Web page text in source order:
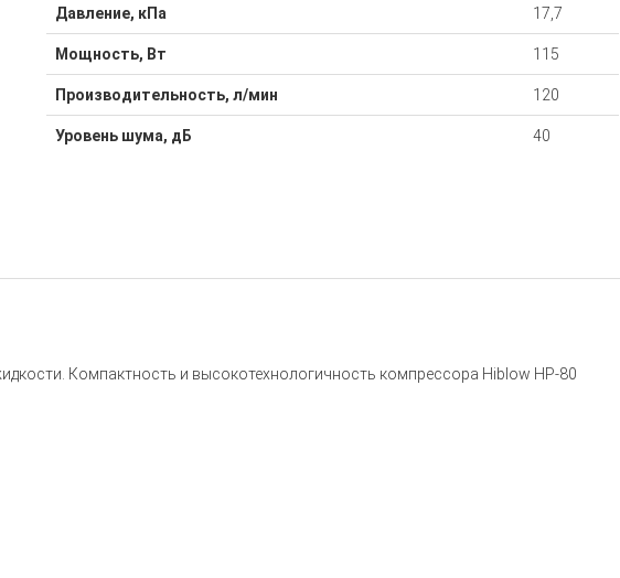
Давление, кПа 17,7
Мощность, Вт 115
Производительность, л/мин 120
Уровень шума, дБ 40
Компактность и высокотехнологичность компрессора Hiblow HP-80